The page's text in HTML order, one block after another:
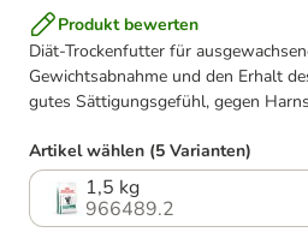
Produkt bewerten
Diät-Trockenfutter für
Gewichtsabnahme und den Erhalt
gutes Sättigungsgefühl, gegen
Artikel wählen (5 Varianten)
1,5 kg
966489.2